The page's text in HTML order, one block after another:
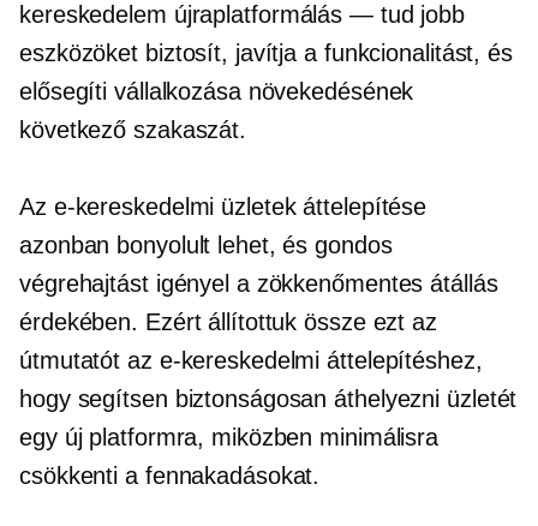
kereskedelem újraplatformálás — tud jobb
eszközöket biztosít, javítja a funkcionalitást, és
elősegíti vállalkozása növekedésének
következő szakaszát.
Az e-kereskedelmi üzletek áttelepítése
azonban bonyolult lehet, és gondos
végrehajtást igényel a zökkenőmentes átállás
érdekében. Ezért állítottuk össze ezt az
útmutatót az e-kereskedelmi áttelepítéshez,
hogy segítsen biztonságosan áthelyezni üzletét
egy új platformra, miközben minimálisra
csökkenti a fennakadásokat.